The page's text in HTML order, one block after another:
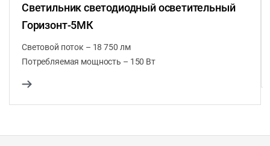
Светильник светодиодный осветительный
Горизонт-5МК
Световой поток – 18 750 лм
Потребляемая мощность – 150 Вт